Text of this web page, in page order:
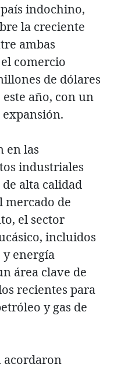
indochino,
la creciente
ambas
comercio
de dólares
año, con un
en las
industriales
alta calidad
de
el sector
incluidos
energía
área clave de
recientes para
y gas de
acordaron